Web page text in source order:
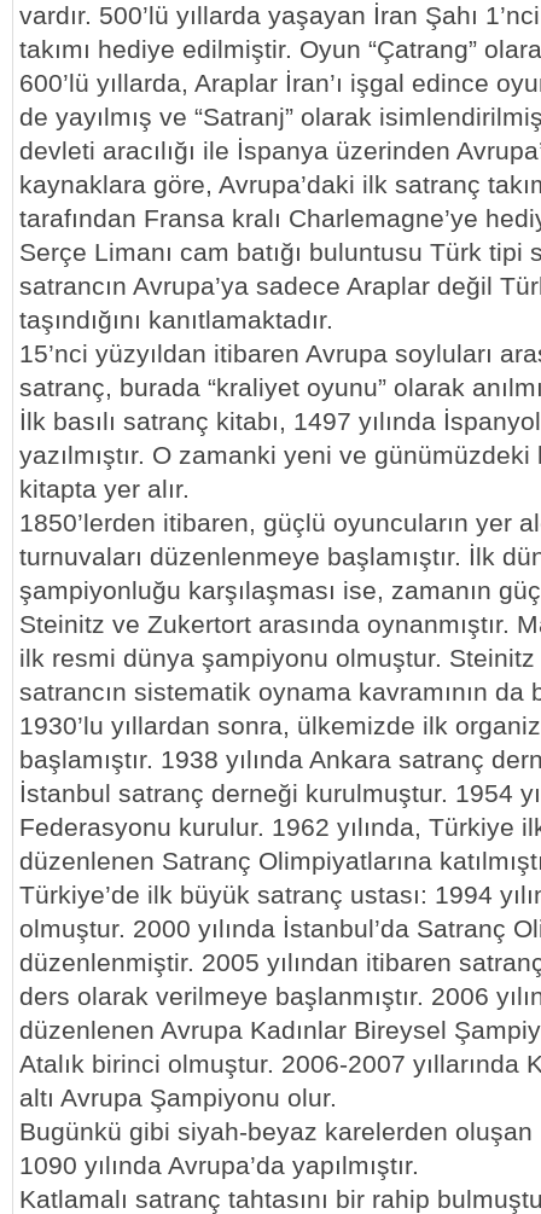
vardır. 500’lü yıllarda yaşayan İran Şahı
takımı hediye edilmiştir. Oyun “Çatrang”
600’lü yıllarda, Araplar İran’ı işgal edince
de yayılmış ve “Satranj” olarak
devleti aracılığı ile İspanya üzerinden
kaynaklara göre, Avrupa’daki ilk satranç
tarafından Fransa kralı Charlemagne’ye
Serçe Limanı cam batığı buluntusu Türk tipi
satrancın Avrupa’ya sadece Araplar değil
taşındığını kanıtlamaktadır.
15’nci yüzyıldan itibaren Avrupa soyluları
satranç, burada “kraliyet oyunu” olarak
İlk basılı satranç kitabı, 1497 yılında
yazılmıştır. O zamanki yeni ve
kitapta yer alır.
1850’lerden itibaren, güçlü oyuncuların yer
turnuvaları düzenlenmeye başlamıştır. İlk
şampiyonluğu karşılaşması ise, zamanın
Steinitz ve Zukertort arasında oynanmıştır.
ilk resmi dünya şampiyonu olmuştur. Steinitz
satrancın sistematik oynama kavramının
1930’lu yıllardan sonra, ülkemizde ilk
başlamıştır. 1938 yılında Ankara satranç
İstanbul satranç derneği kurulmuştur. 1954
Federasyonu kurulur. 1962 yılında, Türkiye
düzenlenen Satranç Olimpiyatlarına
Türkiye’de ilk büyük satranç ustası: 1994
olmuştur. 2000 yılında İstanbul’da Satranç
düzenlenmiştir. 2005 yılından itibaren
ders olarak verilmeye başlanmıştır. 2006
düzenlenen Avrupa Kadınlar Bireysel
Atalık birinci olmuştur. 2006-2007 yıllarında
altı Avrupa Şampiyonu olur.
Bugünkü gibi siyah-beyaz karelerden oluşan
1090 yılında Avrupa’da yapılmıştır.
Katlamalı satranç tahtasını bir rahip